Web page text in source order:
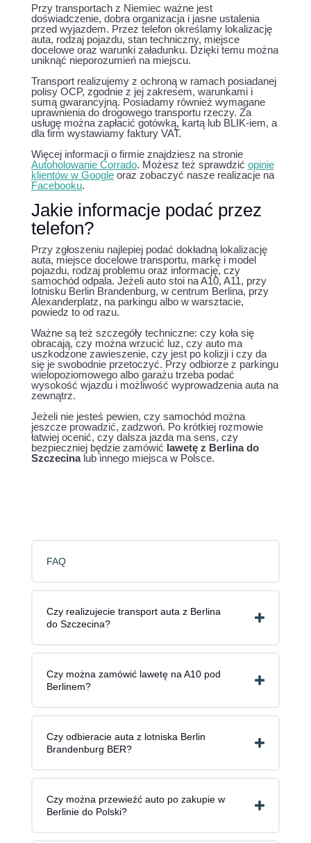
Przy transportach z Niemiec ważne jest
doświadczenie, dobra organizacja i jasne ustalenia
przed wyjazdem. Przez telefon określamy lokalizację
auta, rodzaj pojazdu, stan techniczny, miejsce
docelowe oraz warunki załadunku. Dzięki temu można
uniknąć nieporozumień na miejscu.
Transport realizujemy z ochroną w ramach posiadanej
polisy OCP, zgodnie z jej zakresem, warunkami i
sumą gwarancyjną. Posiadamy również wymagane
uprawnienia do drogowego transportu rzeczy. Za
usługę można zapłacić gotówką, kartą lub BLIK-iem, a
dla firm wystawiamy faktury VAT.
Więcej informacji o firmie znajdziesz na stronie
Autoholowanie Corrado. Możesz też sprawdzić opinie
klientów w Googleoraz zobaczyć nasze realizacje na
Facebooku.
Jakie informacje podać przez
telefon?
Przy zgłoszeniu najlepiej podać dokładną lokalizację
auta, miejsce docelowe transportu, markę i model
pojazdu, rodzaj problemu oraz informację, czy
samochód odpala. Jeżeli auto stoi na A10, A11, przy
lotnisku Berlin Brandenburg, w centrum Berlina, przy
Alexanderplatz, na parkingu albo w warsztacie,
powiedz to od razu.
Ważne są też szczegóły techniczne: czy koła się
obracają, czy można wrzucić luz, czy auto ma
uszkodzone zawieszenie, czy jest po kolizji i czy da
się je swobodnie przetoczyć. Przy odbiorze z parkingu
wielopoziomowego albo garażu trzeba podać
wysokość wjazdu i możliwość wyprowadzenia auta na
zewnątrz.
Jeżeli nie jesteś pewien, czy samochód można
jeszcze prowadzić, zadzwoń. Po krótkiej rozmowie
łatwiej ocenić, czy dalsza jazda ma sens, czy
bezpieczniej będzie zamówić lawetę z Berlina do
Szczecinalub innego miejsca w Polsce.
FAQ
Czy realizujecie transport auta z Berlina
do Szczecina?
Czy można zamówić lawetę na A10 pod
Berlinem?
Czy odbieracie auta z lotniska Berlin
Brandenburg BER?
Czy można przewieźć auto po zakupie w
Berlinie do Polski?